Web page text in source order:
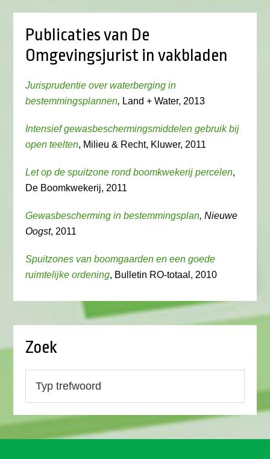
Publicaties van De
Omgevingsjurist in vakbladen
Jurisprudentie over waterberging in
bestemmingsplannen, Land + Water, 2013
Intensief gewasbeschermingsmiddelen gebruik bij
open teelten, Milieu & Recht, Kluwer, 2011
Let op de spuitzone rond boomkwekerij percelen,
De Boomkwekerij, 2011
Gewasbescherming in bestemmingsplan, Nieuwe
Oogst, 2011
Spuitzones van boomgaarden en een goede
ruimtelijke ordening, Bulletin RO-totaal, 2010
Zoek